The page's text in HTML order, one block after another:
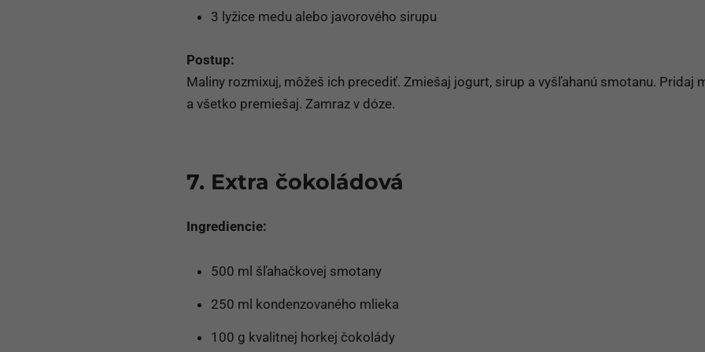
3 lyžice medu alebo javorového sirupu
Postup:
Maliny rozmixuj, môžeš ich precediť. Zmiešaj jogurt, sirup a vyšľahanú smotanu. Pridaj
a všetko premiešaj. Zamraz v dóze.
7. Extra čokoládová
Ingrediencie:
500 ml šľahačkovej smotany
250 ml kondenzovaného mlieka
100 g kvalitnej horkej čokolády